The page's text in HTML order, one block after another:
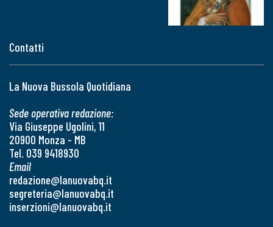
Contatti
La Nuova Bussola Quotidiana
Sede operativa redazione:
Via Giuseppe Ugolini, 11
20900 Monza - MB
Tel. 039 9418930
Email
redazione@lanuovabq.it
segreteria@lanuovabq.it
inserzioni@lanuovabq.it